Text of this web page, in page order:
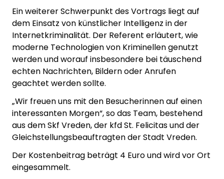
Ein weiterer Schwerpunkt des Vortrags liegt auf
dem Einsatz von künstlicher Intelligenz in der
Internetkriminalität. Der Referent erläutert, wie
moderne Technologien von Kriminellen genutzt
werden und worauf insbesondere bei täuschend
echten Nachrichten, Bildern oder Anrufen
geachtet werden sollte.
„Wir freuen uns mit den Besucherinnen auf einen
interessanten Morgen“, so das Team, bestehend
aus dem Skf Vreden, der kfd St. Felicitas und der
Gleichstellungsbeauftragten der Stadt Vreden.
Der Kostenbeitrag beträgt 4 Euro und wird vor Ort
eingesammelt.